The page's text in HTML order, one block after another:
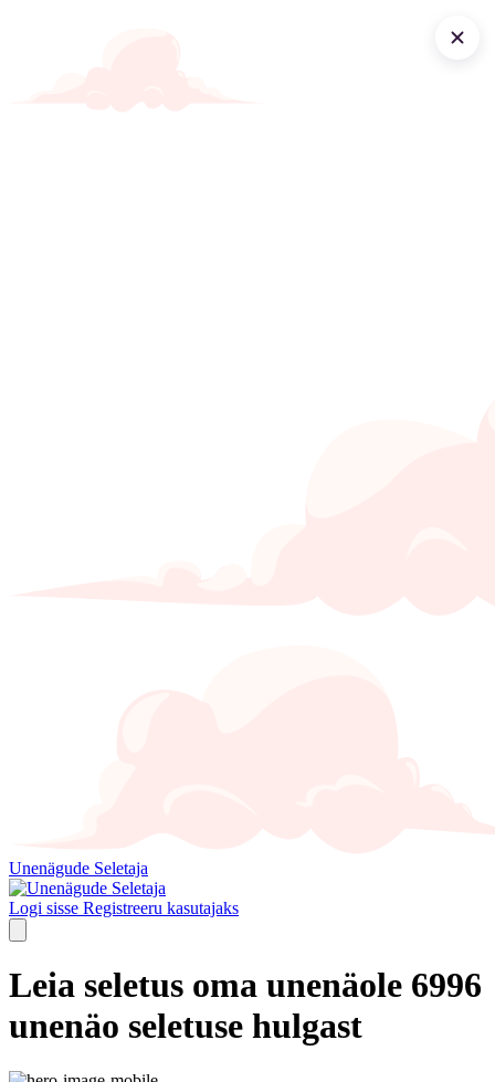
Unenägude Seletaja
Logi sisse Registreeru kasutajaks
Leia seletus oma unenäole 6996
unenäo seletuse hulgast